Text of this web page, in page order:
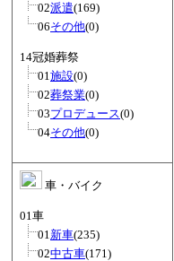
02派遣(169)
06その他(0)
14冠婚葬祭
01施設(0)
02葬祭業(0)
03プロデュース(0)
04その他(0)
車・バイク
01車
01新車(235)
02中古車(171)